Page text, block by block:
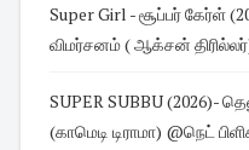
Super Girl - சூப்பர் கேர்ள்
விமர்சனம் ( ஆக்சன்
SUPER SUBBU (2026)- தெலுங்கு/தமிழ்
(காமெடி டிராமா) @நெட்